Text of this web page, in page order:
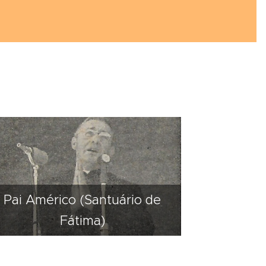
Pai Américo (Santuário de
Fátima)